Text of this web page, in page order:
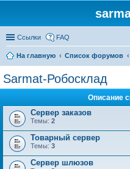
Ссылки FAQ
На главную Список форумов
Sarmat-Робосклад
Описание
Сервер заказов
Темы: 2
Товарный сервер
Темы: 3
Сервер шлюзов